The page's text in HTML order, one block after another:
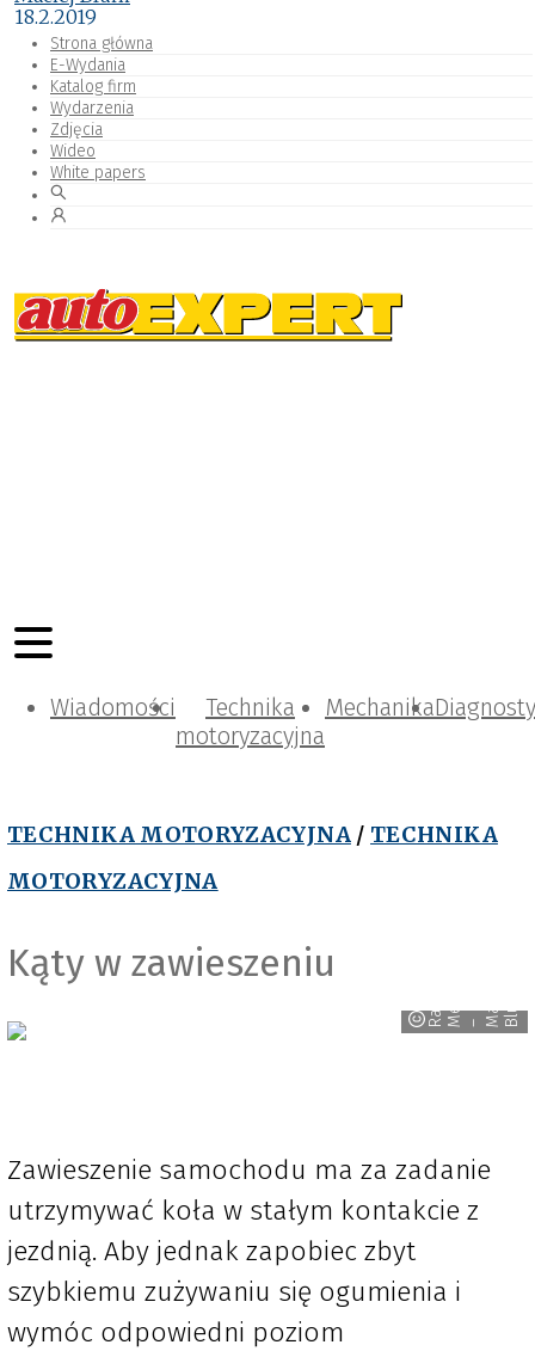
Strona główna
E-Wydania
Katalog firm
Wydarzenia
Zdjęcia
Wideo
White papers
Wiadomości
Technika
motoryzacyjna
Mechanika
TECHNIKA MOTORYZACYJNA / TECHNIKA
MOTORYZACYJNA
Kąty w zawieszeniu
a
v e
n
M
e
d i
a
M
a
c i
e
j
l
u m
18.2.2019
Zawieszenie samochodu ma za zadanie
utrzymywać koła w stałym kontakcie z
jezdnią. Aby jednak zapobiec zbyt
szybkiemu zużywaniu się ogumienia i
wymóc odpowiedni poziom